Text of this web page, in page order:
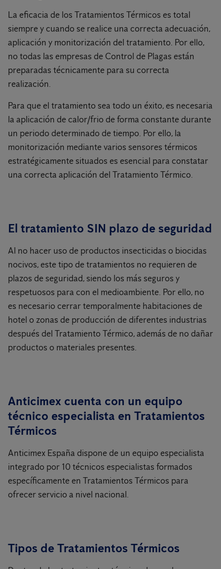
La eficacia de los Tratamientos Térmicos es total
siempre y cuando se realice una correcta adecuación,
aplicación y monitorización del tratamiento. Por ello,
no todas las empresas de Control de Plagas están
preparadas técnicamente para su correcta
realización.
Para que el tratamiento sea todo un éxito, es necesaria
la aplicación de calor/frio de forma constante durante
un periodo determinado de tiempo. Por ello, la
monitorización mediante varios sensores térmicos
estratégicamente situados es esencial para constatar
una correcta aplicación del Tratamiento Térmico.
El tratamiento SIN plazo de seguridad
Al no hacer uso de productos insecticidas o biocidas
nocivos, este tipo de tratamientos no requieren de
plazos de seguridad, siendo los más seguros y
respetuosos para con el medioambiente. Por ello, no
es necesario cerrar temporalmente habitaciones de
hotel o zonas de producción de diferentes industrias
después del Tratamiento Térmico, además de no dañar
productos o materiales presentes.
Anticimex cuenta con un equipo
técnico especialista en Tratamientos
Térmicos
Anticimex España dispone de un equipo especialista
integrado por 10 técnicos especialistas formados
específicamente en Tratamientos Térmicos para
ofrecer servicio a nivel nacional.
Tipos de Tratamientos Térmicos